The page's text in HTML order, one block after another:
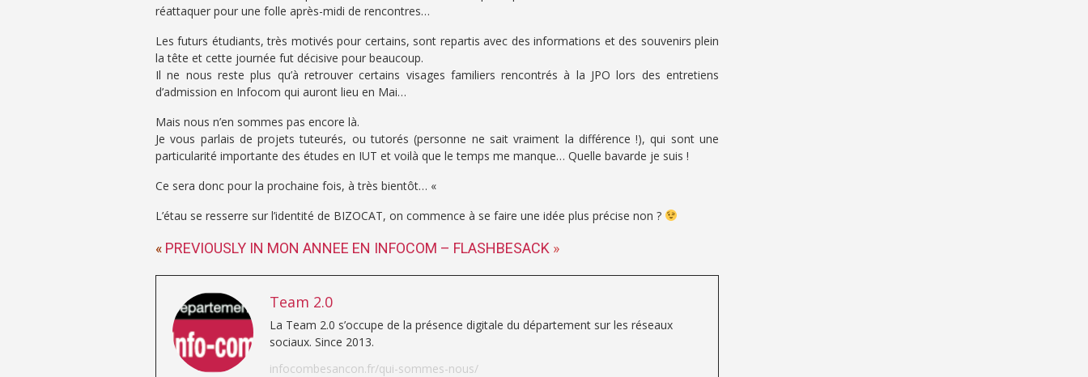
réattaquer pour une folle après-midi de rencontres…
Les futurs étudiants, très motivés pour certains, sont repartis avec des informations et des souvenirs plein
la tête et cette journée fut décisive pour beaucoup.
Il ne nous reste plus qu’à retrouver certains visages familiers rencontrés à la JPO lors des entretiens
d’admission en Infocom qui auront lieu en Mai…
Mais nous n’en sommes pas encore là.
Je vous parlais de projets tuteurés, ou tutorés (personne ne sait vraiment la différence !), qui sont une
particularité importante des études en IUT et voilà que le temps me manque… Quelle bavarde je suis !
Ce sera donc pour la prochaine fois, à très bientôt… «
L’étau se resserre sur l’identité de BIZOCAT, on commence à se faire une idée plus précise non ?
« PREVIOUSLY IN MON ANNEE EN INFOCOM – FLASHBESACK »
Team 2.0
La Team 2.0 s’occupe de la présence digitale du département sur les réseaux
sociaux. Since 2013.
infocombesancon.fr/qui-sommes-nous/